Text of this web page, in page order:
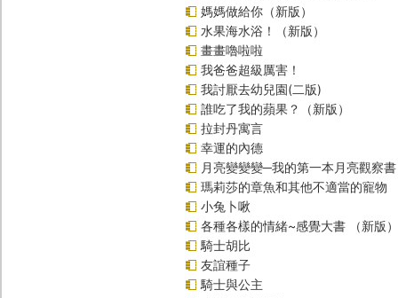
媽媽做給你（新版）
水果海水浴！（新版）
畫畫嚕啦啦
我爸爸超級厲害！
我討厭去幼兒園(二版)
誰吃了我的蘋果？（新版）
拉封丹寓言
幸運的內德
月亮變變變─我的第一本月亮觀察書
瑪莉莎的章魚和其他不適當的寵物
小兔卜啾
各種各樣的情緒~感覺大書 （新版）
騎士胡比
友誼種子
騎士與公主